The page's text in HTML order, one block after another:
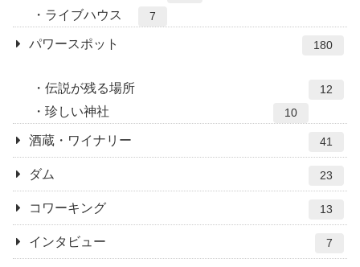
ライブハウス 7
パワースポット 180
伝説が残る場所 12
珍しい神社 10
酒蔵・ワイナリー 41
ダム 23
コワーキング 13
インタビュー 7